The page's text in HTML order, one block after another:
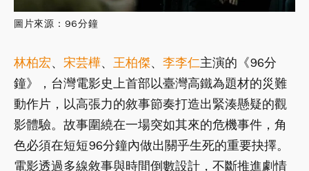
圖片來源：96分鐘
林柏宏、 宋芸樺、 王柏傑、 李李仁主演的《96分
鐘》，台灣電影史上首部以臺灣高鐵為題材的災難
動作片，以高張力的敘事節奏打造出緊湊懸疑的觀
影體驗。故事圍繞在一場突如其來的危機事件，角
色必須在短短96分鐘內做出關乎生死的重要抉擇。
電影透過多線敘事與時間倒數設計，不斷推進劇情